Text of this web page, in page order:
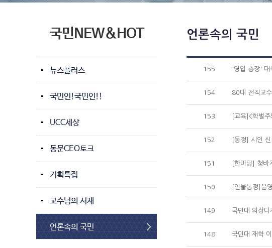
국민NEW&HOT
뉴스플러스
국민인!국민인!!
UCC세상
동문CEO토크
기획특집
교수님의 서재
언론속의 국민
언론속의 국민
155 '영입 총장' 대
154 80대 전직교
153 [교육]<학벌
152 [동정] 시인
151 [한마당] 청바
150 [인물동정]윤
149 국민대 의상디
148 국민대 재학